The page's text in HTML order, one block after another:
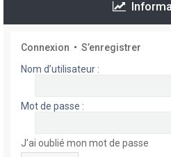
Connexion • S’enregistrer
Nom d’utilisateur :
Mot de passe :
J’ai oublié mon mot de passe